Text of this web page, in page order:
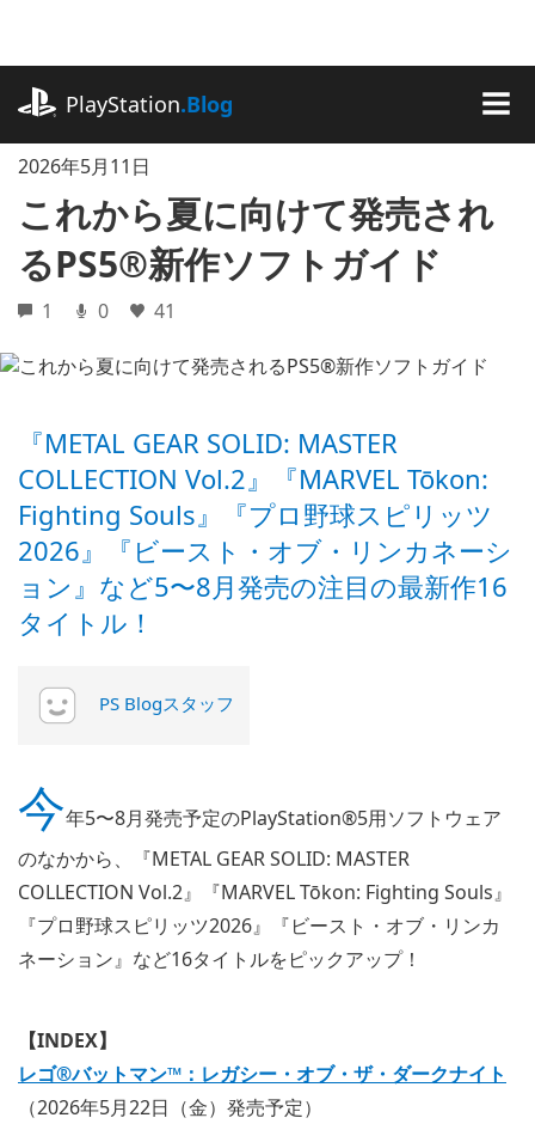
に
ッ
PlayStation.Blog
2026年5月11日
これから夏に向けて発売され
るPS5®新作ソフトガイド
1 0 41
『METAL GEAR SOLID: MASTER
COLLECTION Vol.2』『MARVEL Tōkon:
Fighting Souls』『プロ野球スピリッツ
2026』『ビースト・オブ・リンカネーシ
ョン』など5〜8月発売の注目の最新作16
タイトル！
PS Blogスタッフ
今年5〜8月発売予定のPlayStation®5用ソフトウェア
のなかから、『METAL GEAR SOLID: MASTER
COLLECTION Vol.2』『MARVEL Tōkon: Fighting Souls』
『プロ野球スピリッツ2026』『ビースト・オブ・リンカ
ネーション』など16タイトルをピックアップ！
【INDEX】
レゴ®バットマン™：レガシー・オブ・ザ・ダークナイト
（2026年5月22日（金）発売予定）